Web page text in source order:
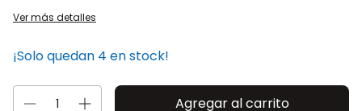
Ver más detalles
¡Solo quedan 4 en stock!